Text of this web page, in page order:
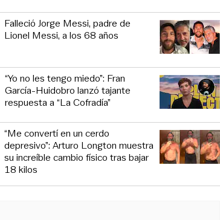
Falleció Jorge Messi, padre de
Lionel Messi, a los 68 años
“Yo no les tengo miedo”: Fran
García-Huidobro lanzó tajante
respuesta a “La Cofradía”
“Me convertí en un cerdo
depresivo”: Arturo Longton muestra
su increíble cambio físico tras bajar
18 kilos